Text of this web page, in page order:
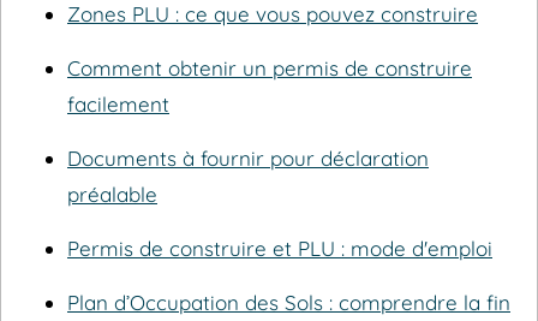
Zones PLU : ce que vous pouvez construire
Comment obtenir un permis de construire
facilement
Documents à fournir pour déclaration
préalable
Permis de construire et PLU : mode d'emploi
Plan d’Occupation des Sols : comprendre la fin